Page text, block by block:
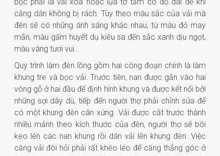
bọc phải là vải xoa hoặc lụa tơ tằm có độ dai để khi
căng dán không bị rách. Tùy theo màu sắc của vải mà
đèn sẽ có những ánh sáng khác nhau, từ màu đỏ may
mắn, màu gấm huyết dụ kiêu sa đến sắc xanh dịu ngọt,
màu vàng tươi vui…
Quy trình làm đèn lồng gồm hai công đoạn chính là làm
khung tre và bọc vải. Trước tiên, nan được gắn vào hai
vòng gỗ ở hai đầu để định hình khung và được kết nối bởi
những sợi dây dù, tiếp đến người thợ phải chỉnh sửa để
có một khung đèn cân xứng. Vải được cắt trước thành
nhiều mảnh theo kích thước của đèn, người thợ sẽ bôi
keo lên các nan khung rồi dán vải lên khung đèn. Việc
căng vải đòi hỏi phải rất khéo léo để căng thẳng góc ở